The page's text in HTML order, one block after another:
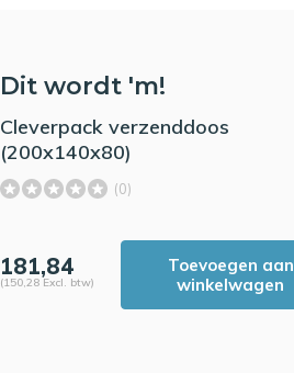
Dit wordt 'm!
Cleverpack verzenddoos
(200x140x80)
(0)
181,84
(150,28 Excl. btw)
Toevoegen aan
winkelwagen